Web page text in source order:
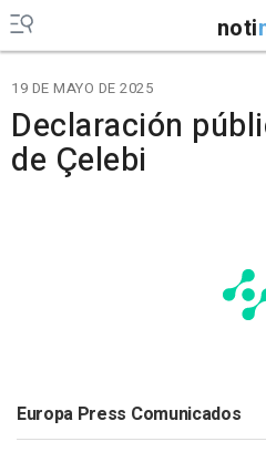
noti
19 DE MAYO DE 2025
Declaración
de Çelebi
Europa Press Comunicados